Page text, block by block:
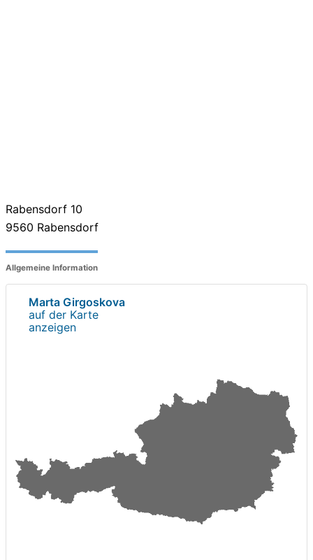
Rabensdorf 10
9560 Rabensdorf
Allgemeine Information
Marta Girgoskova
auf der Karte
anzeigen